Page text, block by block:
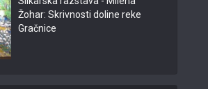
Žohar: Skrivnosti doline reke
Gračnice